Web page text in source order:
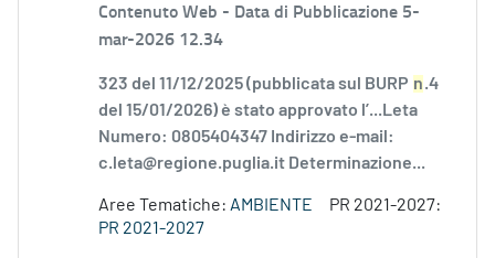
Contenuto Web - Data di Pubblicazione 5-
mar-2026 12.34
323 del 11/12/2025 (pubblicata sul BURP n.4
del 15/01/2026) è stato approvato l’...Leta
Numero: 0805404347 Indirizzo e-mail:
c.leta@regione.puglia.it Determinazione...
Aree Tematiche: AMBIENTE
PR 2021-2027:
PR 2021-2027